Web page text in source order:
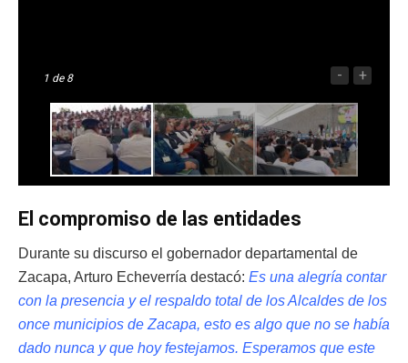
1 de 8 - +
El compromiso de las entidades
Durante su discurso el gobernador departamental de
Zacapa, Arturo Echeverría destacó: Es una alegría contar
con la presencia y el respaldo total de los Alcaldes de los
once municipios de Zacapa, esto es algo que no se había
dado nunca y que hoy festejamos. Esperamos que este